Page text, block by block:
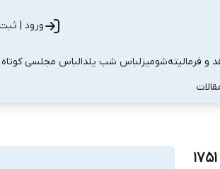
ورود |
و فرمالیتهشومیزلباس شب یلدالباس مجلسی کوتاه